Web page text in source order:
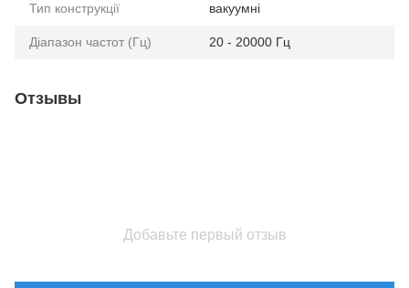
Тип конструкції вакуумні
Діапазон частот (Гц) 20 - 20000 Гц
Отзывы
Добавьте первый отзыв